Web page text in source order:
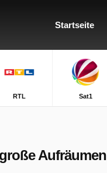
Startseite
RTL Sat1
Aufräumen